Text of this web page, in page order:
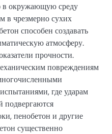
в окружающую среду
в чрезмерно сухих
способен создавать
атмосферу.
прочности.
повреждениям
где ударам
подвергаются
пенобетон и другие
существенно